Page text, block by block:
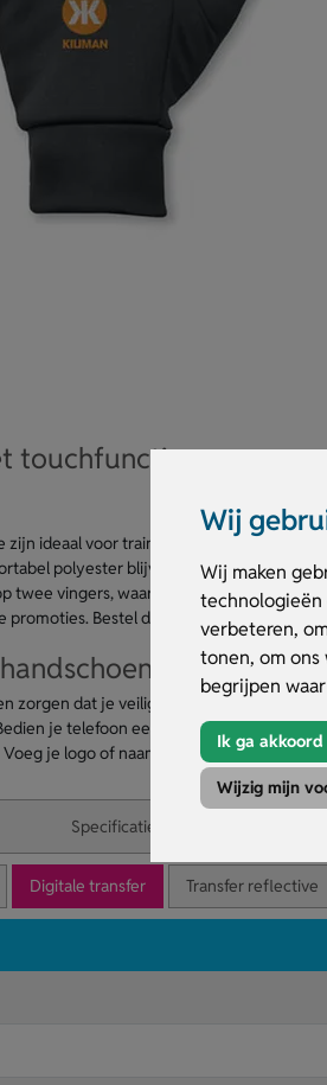
Wij
Wij maken
technologieën
verbeteren,
tonen, om
begrijpen
Ik ga akkoord
Wijzig mijn
touchfunctie
ideaal voor trainingen en outdoor
polyester blijven je handen warm
twee vingers, waardoor je eenvoudig je
promoties. Bestel de sporthandschoenen
met
zorgen dat je veilig en stevig vasthoudt
je telefoon eenvoudig zonder de
Voeg je logo of naam toe voor promotie of
Specificaties
Digitale transfer Transfer reflective